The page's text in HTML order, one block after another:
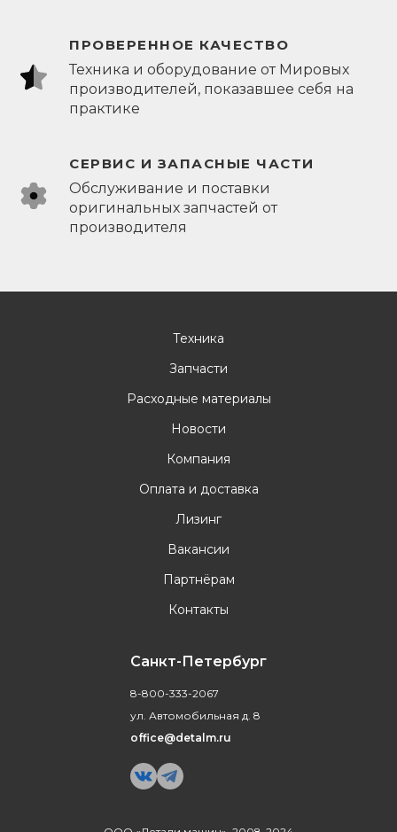
ПРОВЕРЕННОЕ КАЧЕСТВО
Техника и оборудование от Мировых
производителей, показавшее себя на
практике
СЕРВИС И ЗАПАСНЫЕ ЧАСТИ
Обслуживание и поставки
оригинальных запчастей от
производителя
Техника
Запчасти
Расходные материалы
Новости
Компания
Оплата и доставка
Лизинг
Вакансии
Партнёрам
Контакты
Санкт-Петербург
8-800-333-2067
ул. Автомобильная д. 8
office@detalm.ru